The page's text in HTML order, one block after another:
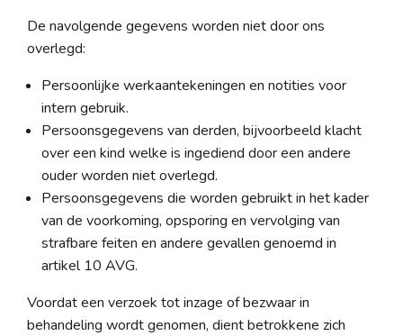
De navolgende gegevens worden niet door ons
overlegd:
Persoonlijke werkaantekeningen en notities voor
intern gebruik.
Persoonsgegevens van derden, bijvoorbeeld klacht
over een kind welke is ingediend door een andere
ouder worden niet overlegd.
Persoonsgegevens die worden gebruikt in het kader
van de voorkoming, opsporing en vervolging van
strafbare feiten en andere gevallen genoemd in
artikel 10 AVG.
Voordat een verzoek tot inzage of bezwaar in
behandeling wordt genomen, dient betrokkene zich